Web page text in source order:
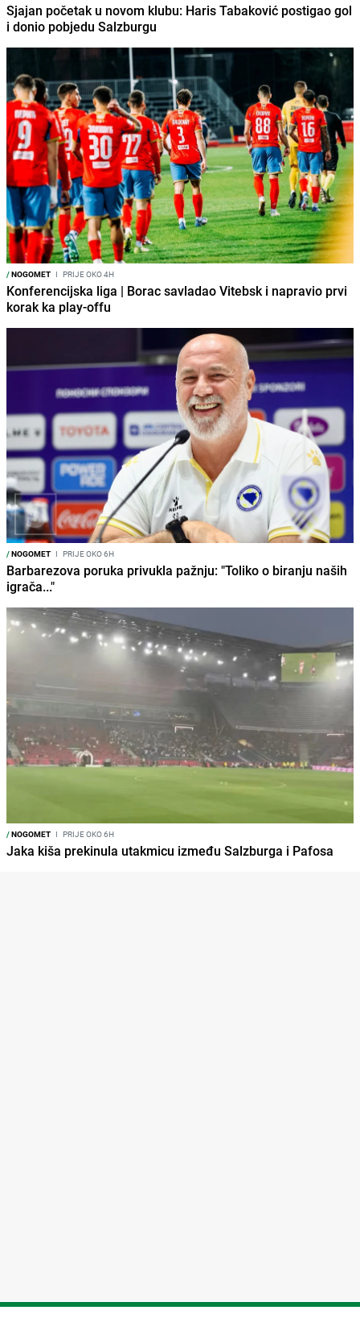
Sjajan početak u novom klubu: Haris Tabaković postigao gol
i donio pobjedu Salzburgu
/NOGOMET I PRIJE OKO 4H
Konferencijska liga | Borac savladao Vitebsk i napravio prvi
korak ka play-offu
/NOGOMET I PRIJE OKO 6H
Barbarezova poruka privukla pažnju: "Toliko o biranju naših
igrača..."
/NOGOMET I PRIJE OKO 6H
Jaka kiša prekinula utakmicu između Salzburga i Pafosa